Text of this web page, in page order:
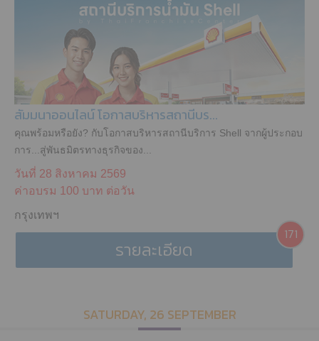
สัมมนาออนไลน์ โอกาสบริหารสถานีบร...
คุณพร้อมหรือยัง? กับโอกาสบริหารสถานีบริการ Shell จากผู้ประกอบ
การ...สู่พันธมิตรทางธุรกิจของ...
วันที่ 28 สิงหาคม 2569
ค่าอบรม 100 บาท ต่อวัน
กรุงเทพฯ
รายละเอียด
171
SATURDAY, 26 SEPTEMBER